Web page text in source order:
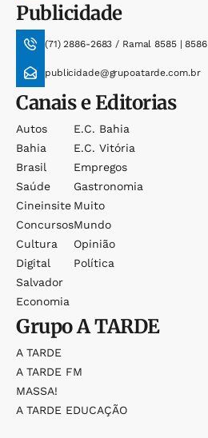
Publicidade
(71) 2886-2683 / Ramal 8585 | 8586
publicidade@grupoatarde.com.br
Canais e Editorias
Autos
Bahia
Brasil
Saúde
Cineinsite
Concursos
Cultura
Digital
Salvador
Economia
E.c. Bahia
E.c. Vitória
Empregos
Gastronomia
Muito
Mundo
Opinião
Política
GrupoA TARDE
A TARDE
A TARDE FM
MASSA!
A TARDE EDUCAÇÃO